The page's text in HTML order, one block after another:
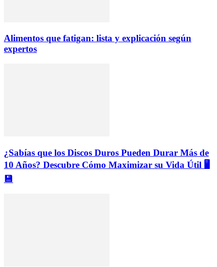
Alimentos que fatigan: lista y explicación según
expertos
¿Sabías que los Discos Duros Pueden Durar Más de
10 Años? Descubre Cómo Maximizar su Vida Útil 🖥️
💾